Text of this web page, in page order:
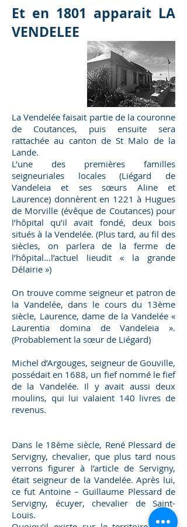
Et en 1801 apparait LA
VENDELEE
La Vendelée faisait partie de la couronne
de Coutances, puis ensuite sera
rattachée au canton de St Malo de la
Lande.
L’une des premières familles
seigneuriales locales (Liégard de
Vandeleia et ses sœurs Aline et
Laurence) donnèrent en 1221 à Hugues
de Morville (évêque de Coutances) pour
l’hôpital qu’il avait fondé, deux bois
situés à la Vendelée. (Plus tard, au fil des
siècles, on parlera de la ferme de
l’hôpital…l’actuel lieudit « la grande
Délairie »)
On trouve comme seigneur et patron de
la Vandelée, dans le cours du 13ème
siècle, Laurence, dame de la Vandelée «
Laurentia domina de Vandeleia ».
(Probablement la sœur de Liégard)
Michel d’Argouges, seigneur de Gouville,
possédait en 1688, un fief nommé le fief
de la Vandelée. Il y avait aussi deux
moulins, qui lui valaient 140 livres de
revenus.
Dans le 18ème siècle, René Plessard de
Servigny, chevalier, que plus tard nous
verrons figurer à l’article de Servigny,
était seigneur de la Vandelée. Après lui,
ce fut Antoine – Guillaume Plessard de
Servigny, écuyer, chevalier de Saint-
Louis.